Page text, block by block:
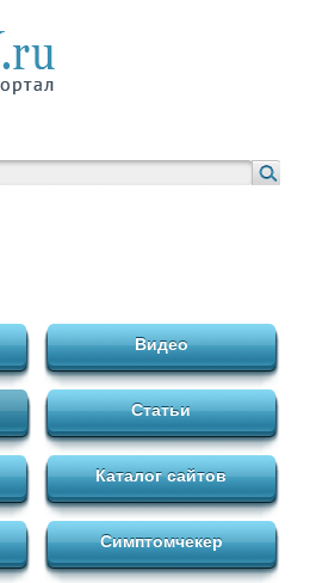
Видео
Статьи
Каталог сайтов
Симптомчекер